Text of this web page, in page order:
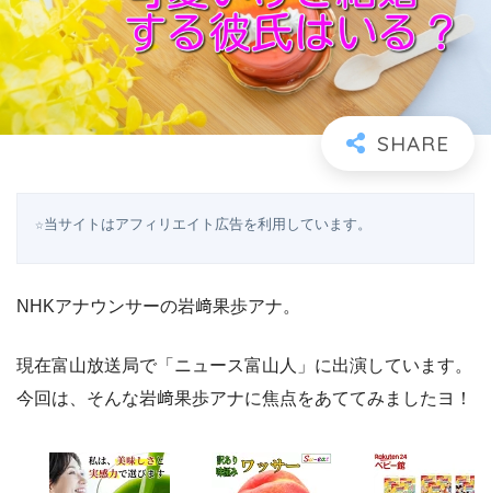
☆当サイトはアフィリエイト広告を利用しています。
NHKアナウンサーの岩﨑果歩アナ。
現在富山放送局で「ニュース富山人」に出演しています。
今回は、そんな岩﨑果歩アナに焦点をあててみましたヨ！